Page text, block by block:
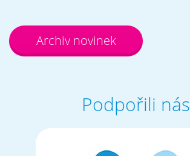
Archiv novinek
Podpořili nás